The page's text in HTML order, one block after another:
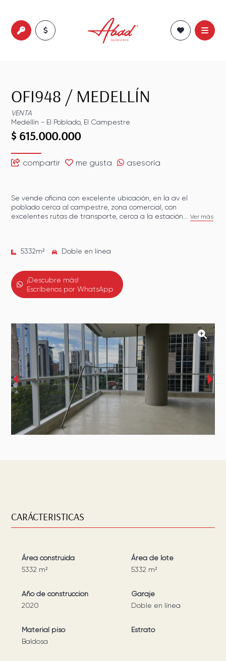
OFI948 / MEDELLÍN
VENTA
Medellín - El Poblado, El Campestre
$ 615.000.000
compartir me gusta asesoría
Se vende oficina con excelente ubicación, en la av el
poblado cerca al campestre, zona comercial, con
excelentes rutas de transporte, cerca a la estación...
Ver más
5332m² Doble en línea
¡Descubre más!
Escríbenos por WhatsApp
‹ ›
CARÁCTERISTICAS
Área construida
5332 m²
Área de lote
5332 m²
Año de construcción
2020
Garaje
Doble en línea
Material piso
Baldosa
Estrato